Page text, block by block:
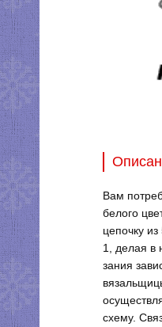
Вам
белого
цепочку
1, делая в
зания
схему.